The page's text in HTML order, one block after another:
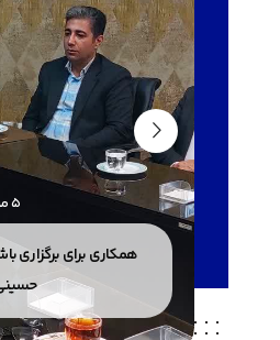
۵ مرداد ۱۴۰۵
همکاری برای برگزاری